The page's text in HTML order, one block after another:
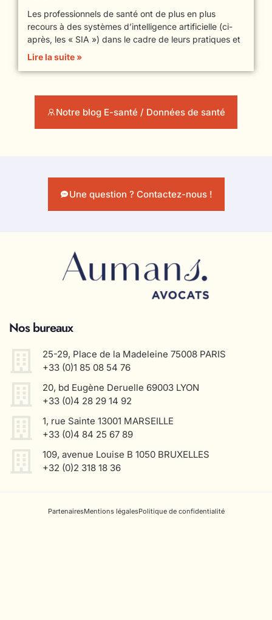
Les professionnels de santé ont de plus en plus
recours à des systèmes d’intelligence artificielle (ci-
après, les « SIA ») dans le cadre de leurs pratiques et
Lire la suite »
Notre blog E-santé / Données de santé
Une question ? Contactez-nous !
Nos bureaux
25-29, Place de la Madeleine 75008 PARIS
+33 (0)1 85 08 54 76
20, bd Eugène Deruelle 69003 LYON
+33 (0)4 28 29 14 92
1, rue Sainte 13001 MARSEILLE
+33 (0)4 84 25 67 89
109, avenue Louise B 1050 BRUXELLES
+32 (0)2 318 18 36
PartenairesMentions légalesPolitique de confidentialité